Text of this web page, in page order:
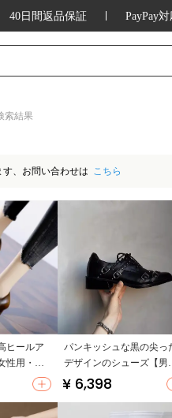
キッチン用品
40日間返品保証 PayPay
索結果
、お問い合わせは こちら
ヒールア
性用・シ
ッシュ】
パンキッシュな黒の尖っ
デザインのシューズ【男女
兼用・カジュアル・アッ
ー部分にスタッズ付き】
¥ 6,398